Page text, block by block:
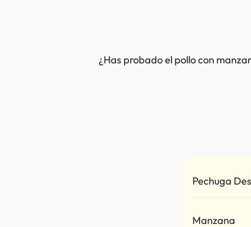
¿Has probado el pollo con
Pechuga
Manzana